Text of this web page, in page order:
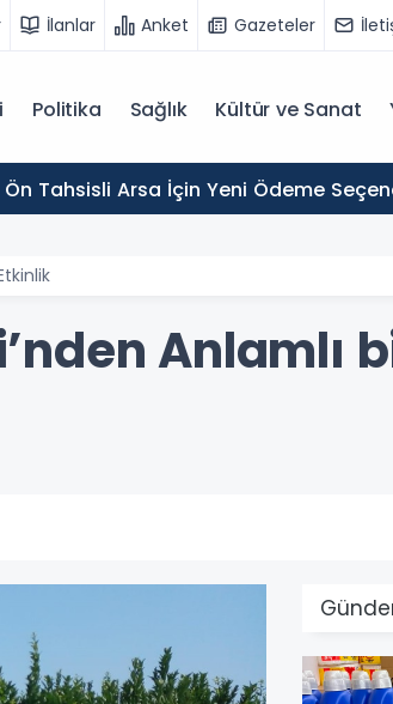
İlanlar Anket Gazeteler
Politika Sağlık Kültür ve Sanat
Ön Tahsisli Arsa İçin Yeni Ödeme
Anlamlı